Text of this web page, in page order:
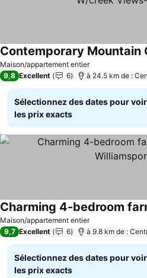
Maison/appartement entier
Consulter les prix
9,8 Excellent 6 à 24.5 km de :
Sélectionnez des dates pour voir
les prix exacts
Maison/appartement entier
Consulter les prix
9,7 Excellent 6 à 9.8 km de :
Sélectionnez des dates pour voir
les prix exacts